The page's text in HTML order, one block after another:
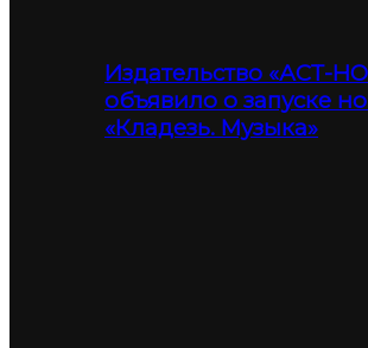
Издательство «АСТ-
объявило о запуске
«Кладезь. Музыка»